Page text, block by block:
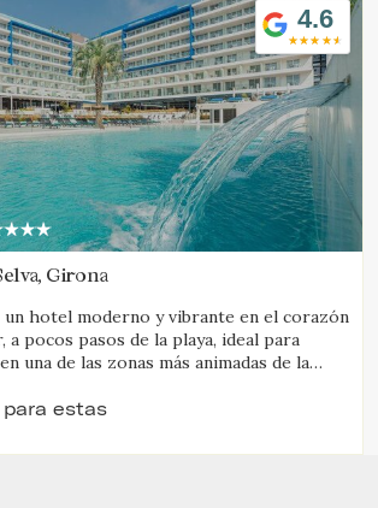
4.6
Girona
un hotel moderno y vibrante en el corazón
pocos pasos de la playa, ideal para
una de las zonas más animadas de la
estas